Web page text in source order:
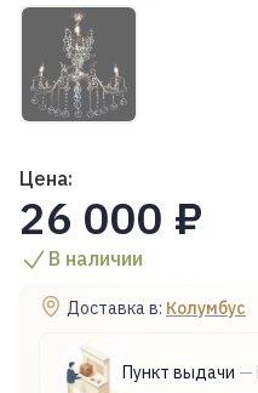
Цена:
26 000 ₽
В наличии
Доставка в: Колумбус
Пункт выдачи —